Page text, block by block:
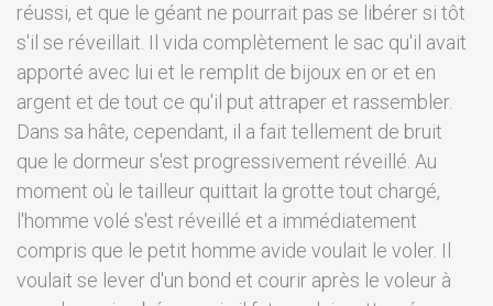
réussi, et que le géant ne pourrait pas se libérer si tôt
s'il se réveillait. Il vida complètement le sac qu'il avait
apporté avec lui et le remplit de bijoux en or et en
argent et de tout ce qu'il put attraper et rassembler.
Dans sa hâte, cependant, il a fait tellement de bruit
que le dormeur s'est progressivement réveillé. Au
moment où le tailleur quittait la grotte tout chargé,
l'homme volé s'est réveillé et a immédiatement
compris que le petit homme avide voulait le voler. Il
voulait se lever d'un bond et courir après le voleur à